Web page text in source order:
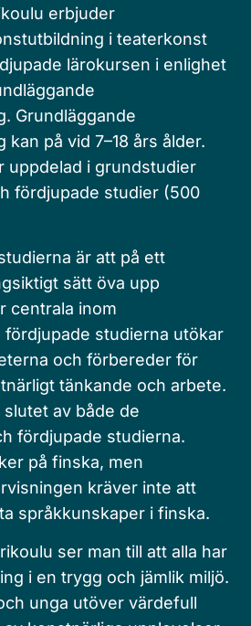
erbjuder
i teaterkonst
lärokursen i enlighet
Grundläggande
på vid 7–18 års ålder.
uppdelad i grundstudier
fördjupade studier (500
är att på ett
sätt öva upp
centrala inom
fördjupade studierna utökar
och förbereder för
tänkande och arbete.
av både de
fördjupade studierna.
på finska, men
kräver inte att
språkkunskaper i finska.
ser man till att alla har
i en trygg och jämlik miljö.
unga utöver värdefull